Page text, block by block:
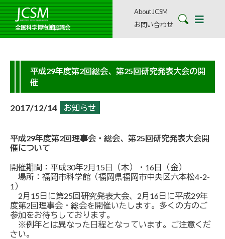
全国科学博物館協議会
About JCSM
お問い合わせ
平成29年度第2回総会、第25回研究発表大会の開
催
2017/12/14 お知らせ
平成29年度第2回理事会・総会、第25回研究発表大会開
催について
開催期間：平成30年2月15日（木）・16日（金）
場所：福岡市科学館（福岡県福岡市中央区六本松4-2-
1）
2月15日に第25回研究発表大会、2月16日に平成29年
度第2回理事会・総会を開催いたします。多くの方のご
参加をお待ちしております。
※例年とは異なった日程となっています。ご注意くだ
さい。